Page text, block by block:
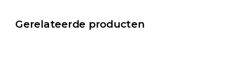
Gerelateerde producten